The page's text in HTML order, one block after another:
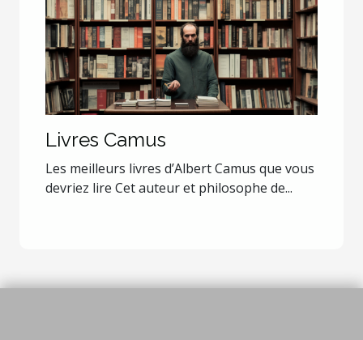
Livres Camus
Les meilleurs livres d’Albert Camus que vous
devriez lire Cet auteur et philosophe de...